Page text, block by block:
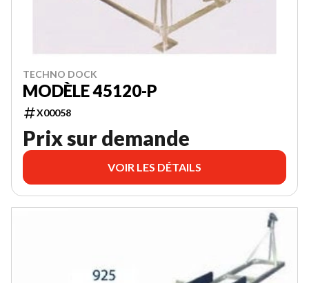
TECHNO DOCK
MODÈLE 45120-P
X00058
Prix sur demande
VOIR LES DÉTAILS